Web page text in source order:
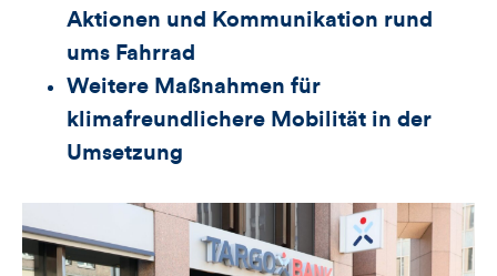
Aktionen und Kommunikation rund
ums Fahrrad
Weitere Maßnahmen für
klimafreundlichere Mobilität in der
Umsetzung